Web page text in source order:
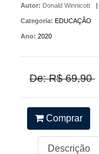
Autor: Donald Winnicott |
Categoria: EDUCAÇÃO
Ano: 2020
De: R$ 69,90
Comprar
Descrição